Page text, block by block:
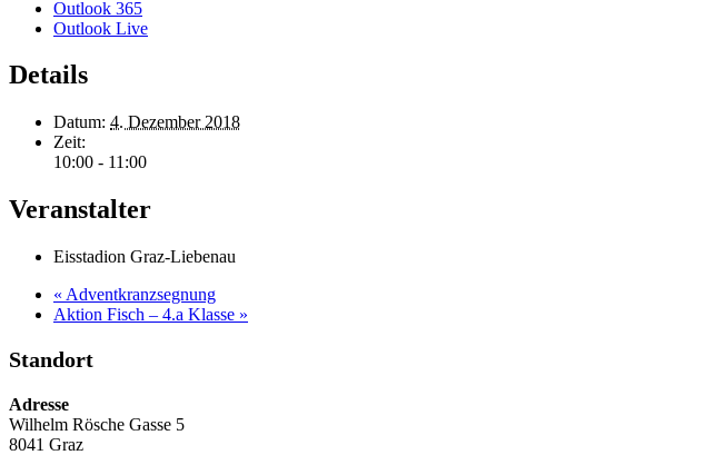
Outlook 365
Outlook Live
Details
Datum: 4. Dezember 2018
Zeit:
10:00 - 11:00
Veranstalter
Eisstadion Graz-Liebenau
« Adventkranzsegnung
Aktion Fisch – 4.a Klasse »
Standort
Adresse
Wilhelm Rösche Gasse 5
8041 Graz